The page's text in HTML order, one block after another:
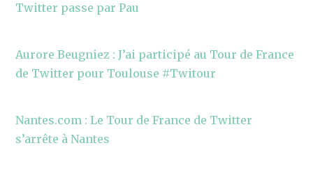
Twitter passe par Pau
Aurore Beugniez : J’ai participé au Tour de France
de Twitter pour Toulouse #Twitour
Nantes.com : Le Tour de France de Twitter
s’arrête à Nantes